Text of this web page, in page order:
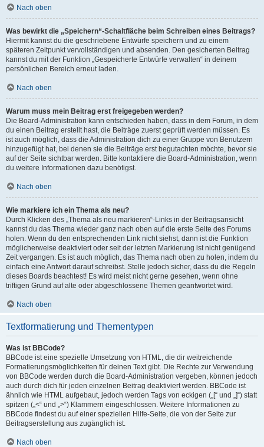
Nach oben
Was bewirkt die „Speichern“-Schaltfläche beim Schreiben eines Beitrags?
Hiermit kannst du die geschriebene Entwürfe speichern und zu einem
späteren Zeitpunkt vervollständigen und absenden. Den gesicherten Beitrag
kannst du mit der Funktion „Gespeicherte Entwürfe verwalten“ in deinem
persönlichen Bereich erneut laden.
Nach oben
Warum muss mein Beitrag erst freigegeben werden?
Die Board-Administration kann entschieden haben, dass in dem Forum, in dem
du einen Beitrag erstellt hast, die Beiträge zuerst geprüft werden müssen. Es
ist auch möglich, dass die Administration dich zu einer Gruppe von Benutzern
hinzugefügt hat, bei denen sie die Beiträge erst begutachten möchte, bevor sie
auf der Seite sichtbar werden. Bitte kontaktiere die Board-Administration, wenn
du weitere Informationen dazu benötigst.
Nach oben
Wie markiere ich ein Thema als neu?
Durch Klicken des „Thema als neu markieren“-Links in der Beitragsansicht
kannst du das Thema wieder ganz nach oben auf die erste Seite des Forums
holen. Wenn du den entsprechenden Link nicht siehst, dann ist die Funktion
möglicherweise deaktiviert oder seit der letzten Markierung ist nicht genügend
Zeit vergangen. Es ist auch möglich, das Thema nach oben zu holen, indem du
einfach eine Antwort darauf schreibst. Stelle jedoch sicher, dass du die Regeln
dieses Boards beachtest! Es wird meist nicht gerne gesehen, wenn ohne
triftigen Grund auf alte oder abgeschlossene Themen geantwortet wird.
Nach oben
Textformatierung und Thementypen
Was ist BBCode?
BBCode ist eine spezielle Umsetzung von HTML, die dir weitreichende
Formatierungsmöglichkeiten für deinen Text gibt. Die Rechte zur Verwendung
von BBCode werden durch die Board-Administration vergeben, können jedoch
auch durch dich für jeden einzelnen Beitrag deaktiviert werden. BBCode ist
ähnlich wie HTML aufgebaut, jedoch werden Tags von eckigen („[“ und „]“) statt
spitzen („<“ und „>“) Klammern eingeschlossen. Weitere Informationen zu
BBCode findest du auf einer speziellen Hilfe-Seite, die von der Seite zur
Beitragserstellung aus zugänglich ist.
Nach oben